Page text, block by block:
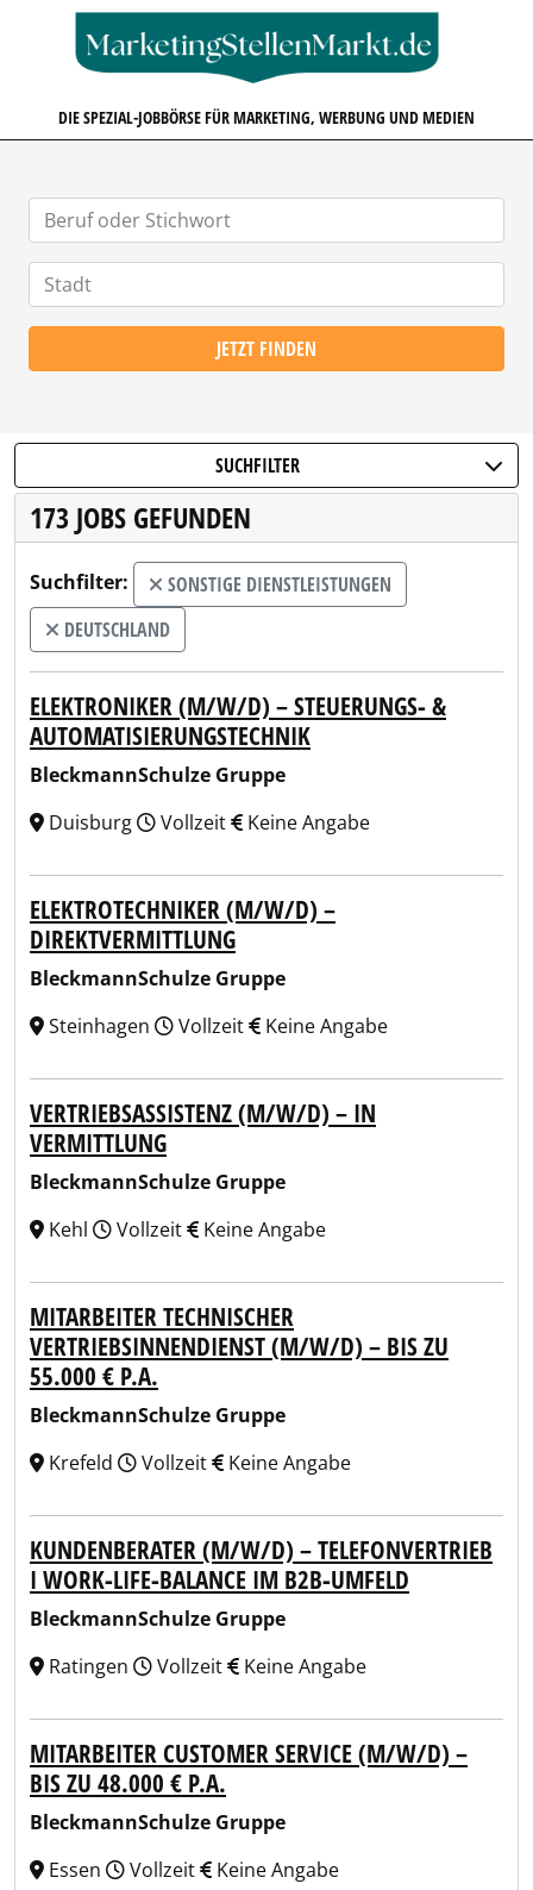
DIE SPEZIAL-JOBBÖRSE FÜR MARKETING, WERBUNG UND MEDIEN
JETZT FINDEN
SUCHFILTER
173 JOBS GEFUNDEN
Suchfilter:
SONSTIGE DIENSTLEISTUNGEN
DEUTSCHLAND
ELEKTRONIKER (M/W/D) – STEUERUNGS‑ &
AUTOMATISIERUNGSTECHNIK
BleckmannSchulze Gruppe
Duisburg
Vollzeit Keine Angabe
ELEKTROTECHNIKER (M/W/D) –
DIREKTVERMITTLUNG
BleckmannSchulze Gruppe
Steinhagen
Vollzeit Keine Angabe
VERTRIEBSASSISTENZ (M/W/D) – IN
VERMITTLUNG
BleckmannSchulze Gruppe
Kehl
Vollzeit Keine Angabe
MITARBEITER TECHNISCHER
VERTRIEBSINNENDIENST (M/W/D) – BIS ZU
55.000 € P.A.
BleckmannSchulze Gruppe
Krefeld
Vollzeit Keine Angabe
KUNDENBERATER (M/W/D) – TELEFONVERTRIEB
I WORK‑LIFE‑BALANCE IM B2B‑UMFELD
BleckmannSchulze Gruppe
Ratingen
Vollzeit Keine Angabe
MITARBEITER CUSTOMER SERVICE (M/W/D) –
BIS ZU 48.000 € P.A.
BleckmannSchulze Gruppe
Essen
Vollzeit Keine Angabe